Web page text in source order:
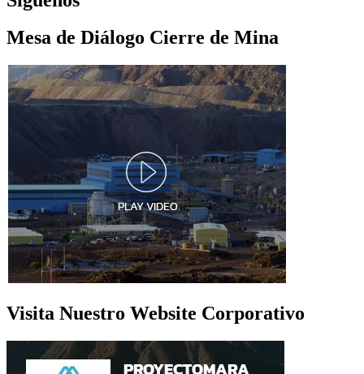
Mesa de Diálogo Cierre de Mina
Visita Nuestro Website Corporativo